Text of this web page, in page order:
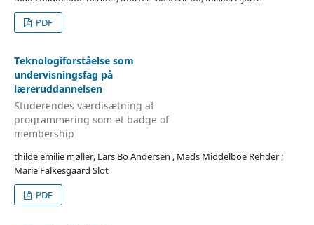
PDF
Teknologiforståelse som
undervisningsfag på
læreruddannelsen
Studerendes værdisætning af
programmering som et badge of
membership
thilde emilie møller, Lars Bo Andersen , Mads Middelboe Rehder ;
Marie Falkesgaard Slot
PDF